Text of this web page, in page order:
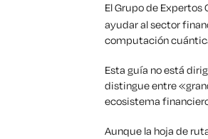
El Grupo de
ayudar al sector
computación
Esta guía no está
distingue entre
ecosistema
Aunque la hoja de